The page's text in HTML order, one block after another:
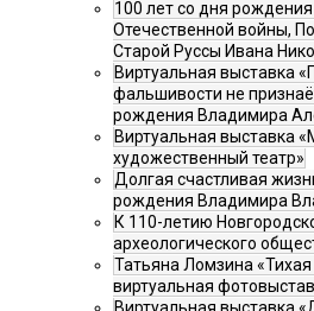
100 лет со дня
Отечественной войны,
Старой Руссы Ивана
Виртуальная выставка
фальшивости не
рождения Владимира
Виртуальная выставка
художественный театр»
Долгая счастливая
рождения Владимира
К 110-летию
археологического
Татьяна Ломзина
виртуальная